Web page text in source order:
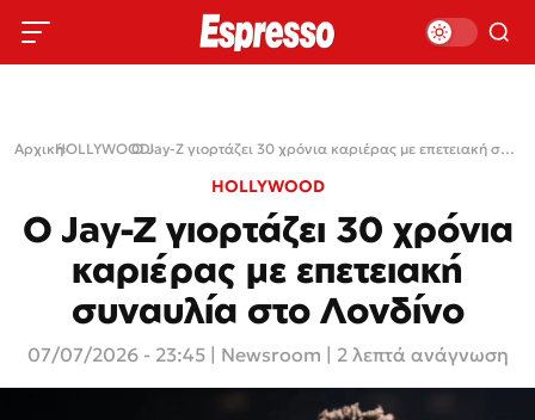
Αρχική›
HOLLYWOOD› Ο Jay-Z γιορτάζει 30 χρόνια καριέρας με επετειακή συναυλία στο Λονδίνο
HOLLYWOOD
Ο Jay-Z γιορτάζει 30 χρόνια
καριέρας με επετειακή
συναυλία στο Λονδίνο
07/07/2026 - 23:45 Newsroom | 2 λεπτά ανάγνωση